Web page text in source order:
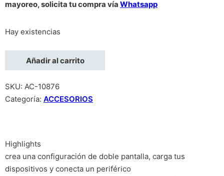
mayoreo, solicita tu compra vía Whatsapp
Hay existencias
DOCKING USB,MANHATTAN,130691,-C 4 PTOS, HDMI/VGA,
Añadir al carrito
SKU: AC-10876
Categoría: ACCESORIOS
Highlights
crea una configuración de doble pantalla, carga tus
dispositivos y conecta un periférico